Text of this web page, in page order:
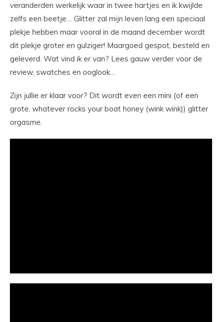
veranderden werkelijk waar in twee hartjes en ik kwijlde
zelfs een beetje… Glitter zal mijn leven lang een speciaal
plekje hebben maar vooral in de maand december wordt
dit plekje groter en gulziger! Maargoed gespot, besteld en
geleverd. Wat vind ik er van? Lees gauw verder voor de
review, swatches en ooglook…
Zijn jullie er klaar voor? Dit wordt even een mini (of een
grote, whatever rocks your boat honey (wink wink)) glitter
orgasme.